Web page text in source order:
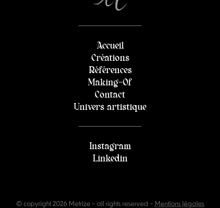
Accueil
Créations
Références
Making-Of
Contact
Univers artistique
Instagram
Linkedin
© copyright 2026 Metrize – all rights reserved – Mentions légales